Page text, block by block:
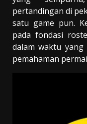
pertandingan di
satu game pun.
pada fondasi
dalam waktu yang
pemahaman